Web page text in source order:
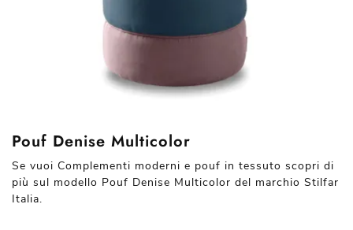
Pouf Denise Multicolor
Se vuoi Complementi moderni e pouf in tessuto scopri di
più sul modello Pouf Denise Multicolor del marchio Stilfar
Italia.